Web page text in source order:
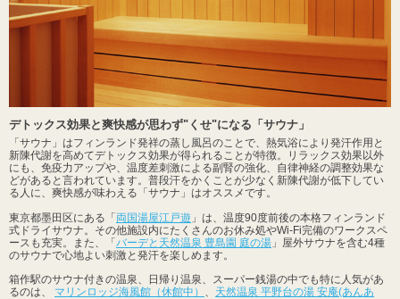
デトックス効果と爽快感が思わず"くせ"になる「サウナ」
「サウナ」はフィンランド発祥の蒸し風呂のことで、熱気浴により発汗作用と
新陳代謝を高めてデトックス効果が得られることが特徴。リラックス効果以外
にも、免疫力アップや、温度差刺激による副腎の強化、自律神経の調整効果な
どがあると言われています。普段汗をかくことが少なく新陳代謝が低下してい
る人に、爽快感が味わえる「サウナ」はオススメです。
東京都墨田区にある「 両国湯屋江戸遊 」は、温度90度前後の本格フィンランド
式ドライサウナ。その他施設内にたくさんのお休み処やWi-Fi完備のワークスペ
ースも充実。また、「 バーデと天然温泉 豊島園 庭の湯 」屋外サウナを含む4種
のサウナで心地よい刺激と発汗を楽しめます。
箱作駅のサウナ付きの温泉、日帰り温泉、スーパー銭湯の中でも特に人気があ
るのは、 マリンロッジ海風館（休館中） 、 天然温泉 平野台の湯 安庵(あんあ